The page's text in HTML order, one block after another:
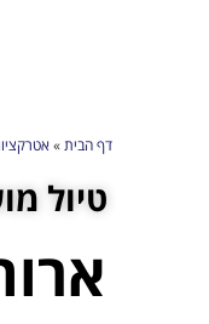
דף הבית»
טיול